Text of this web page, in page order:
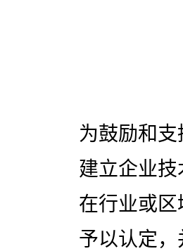
为鼓励和
建立企业技
在行业或
予以认定